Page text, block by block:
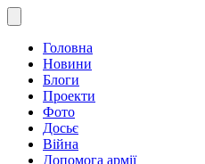
Головна
Новини
Блоги
Проекти
Фото
Досьє
Війна
Допомога армії